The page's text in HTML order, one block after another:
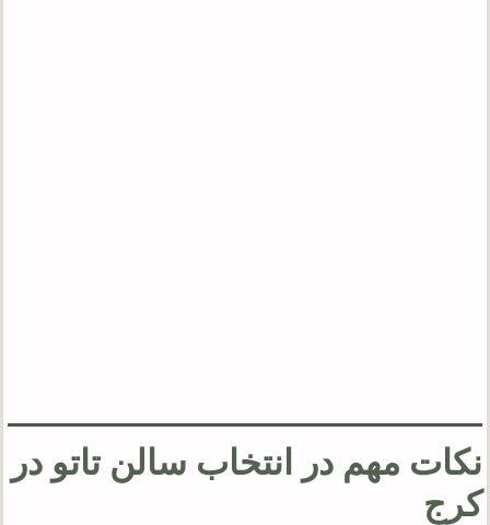
نکات مهم در انتخاب سالن تاتو در
کرج